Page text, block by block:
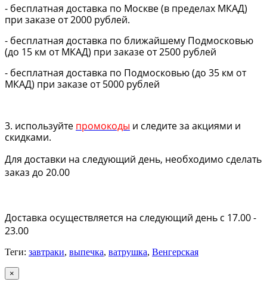
- бесплатная доставка по Москве (в пределах МКАД)
при заказе от 2000 рублей.
- бесплатная доставка по ближайшему Подмосковью
(до 15 км от МКАД) при заказе от 2500 рублей
- бесплатная доставка по Подмосковью (до 35 км от
МКАД) при заказе от 5000 рублей
3. используйте промокоды и следите за акциями и
скидками.
Для доставки на следующий день, необходимо сделать
заказ до 20.00
Доставка осуществляется на следующий день с 17.00 -
23.00
Теги: завтраки, выпечка, ватрушка, Венгерская
×